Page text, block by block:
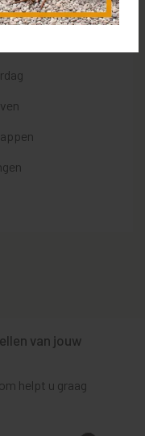
van jouw
helpt u graag